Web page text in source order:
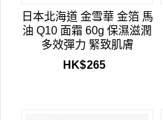
日本北海道 金雪華 金箔 馬
油 Q10 面霜 60g 保濕滋潤
多效彈力 緊致肌膚
HK$265